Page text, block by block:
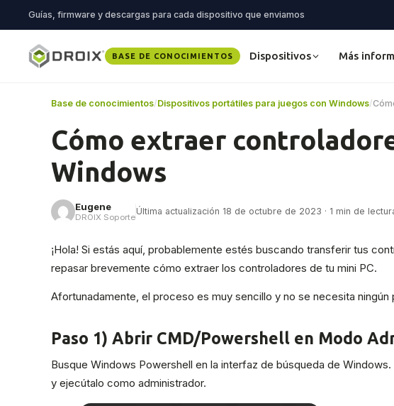
Guías, firmware y descargas para cada dispositivo que enviamos
BASE DE CONOCIMIENTOS Dispositivos Más
Base de conocimientos/Dispositivos portátiles para juegos con Windows/
Cómo extraer
Windows
Eugene
DROIX Soporte
Última actualización 18 de octubre de 2023 · 1 min de
¡Hola! Si estás aquí, probablemente estés buscando transferir tus
repasar brevemente cómo extraer los controladores de tu mini PC.
Afortunadamente, el proceso es muy sencillo y no se necesita ningún
Paso 1) Abrir CMD/Powershell en Modo
Busque Windows Powershell en la interfaz de búsqueda de
y ejecútalo como administrador.